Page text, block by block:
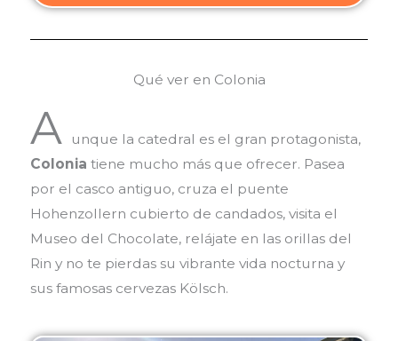
Qué ver en Colonia
A
unque la catedral es el gran protagonista,
Colonia tiene mucho más que ofrecer. Pasea
por el casco antiguo, cruza el puente
Hohenzollern cubierto de candados, visita el
Museo del Chocolate, relájate en las orillas del
Rin y no te pierdas su vibrante vida nocturna y
sus famosas cervezas Kölsch.